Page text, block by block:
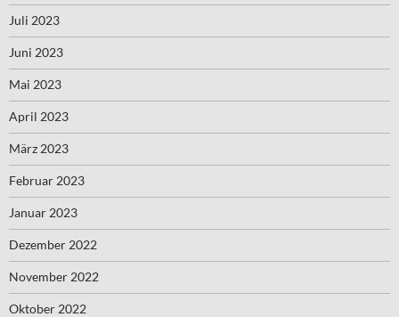
Juli 2023
Juni 2023
Mai 2023
April 2023
März 2023
Februar 2023
Januar 2023
Dezember 2022
November 2022
Oktober 2022